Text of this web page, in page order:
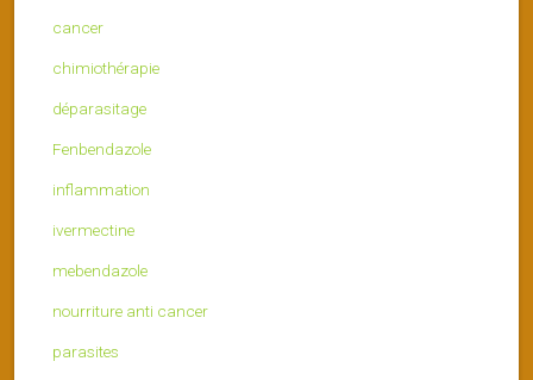
cancer
chimiothérapie
déparasitage
Fenbendazole
inflammation
ivermectine
mebendazole
nourriture anti cancer
parasites